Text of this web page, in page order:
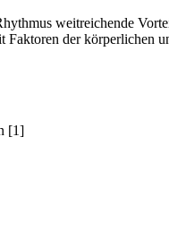
weitreichende
Faktoren der körperlichen
[1]